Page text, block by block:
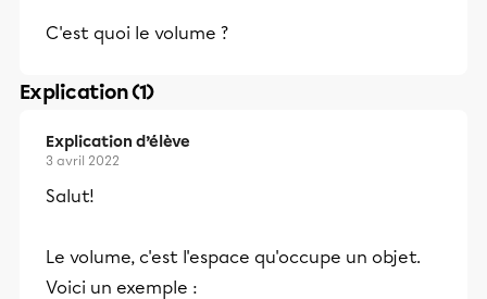
C'est quoi le volume ?
Explication (1)
Explication d’élève
3 avril 2022
Salut!
Le volume, c'est l'espace qu'occupe un objet.
Voici un exemple :